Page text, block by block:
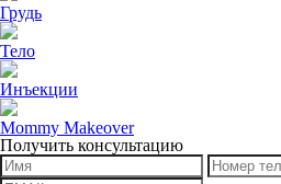
Грудь
Тело
Инъекции
Mommy Makeover
Получить консультацию